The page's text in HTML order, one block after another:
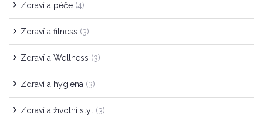
Zdraví a péče (4)
Zdraví a fitness (3)
Zdraví a Wellness (3)
Zdraví a hygiena (3)
Zdraví a životní styl (3)